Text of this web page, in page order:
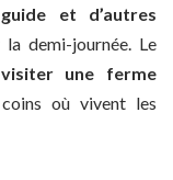
et d’autres
la demi-journée. Le
visiter une ferme
où vivent les